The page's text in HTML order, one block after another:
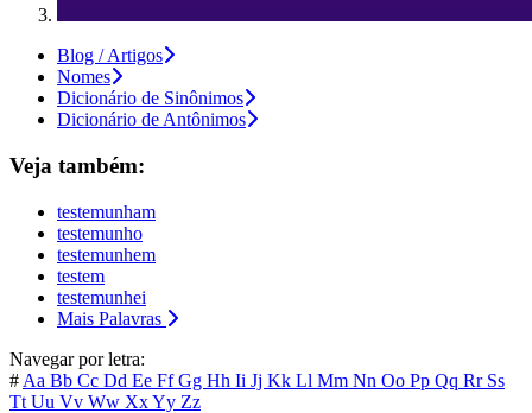
Blog / Artigos
Nomes
Dicionário de Sinônimos
Dicionário de Antônimos
Veja também:
testemunham
testemunho
testemunhem
testem
testemunhei
Mais Palavras
Navegar por letra:
# Aa Bb Cc Dd Ee FfGg Hh Ii Jj Kk Ll Mm Nn Oo Pp Qq Rr Ss
Tt Uu Vv Ww XxYy Zz